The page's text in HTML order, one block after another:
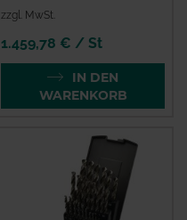
zzgl. MwSt.
1.459,78 € / St
IN DEN
WARENKORB